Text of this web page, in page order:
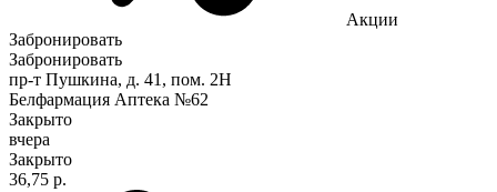
Акции
Забронировать
Забронировать
пр-т Пушкина, д. 41, пом. 2Н
Белфармация Аптека №62
Закрыто
вчера
Закрыто
36,75 р.